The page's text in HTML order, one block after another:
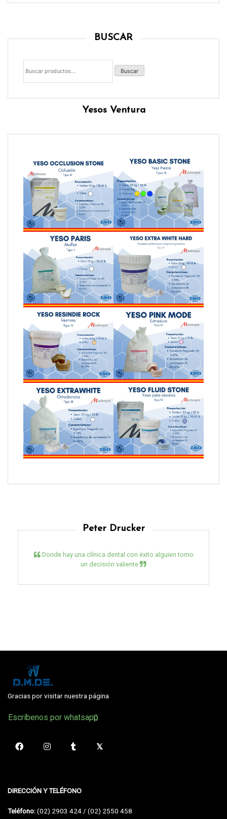
BUSCAR
Buscar
por:
Buscar
Yesos Ventura
Peter Drucker
Donde hay una clínica dental con éxito alguien tomo
un decisión valiente
Gracias por visitar nuestra página
Escríbenos por whatsapp
DIRECCIÓN Y TELÉFONO
Teléfono:(02) 2903 424 / (02) 2550 458